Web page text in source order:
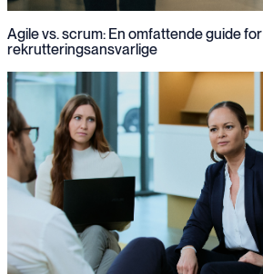
Agile vs. scrum: En omfattende guide for
rekrutteringsansvarlige